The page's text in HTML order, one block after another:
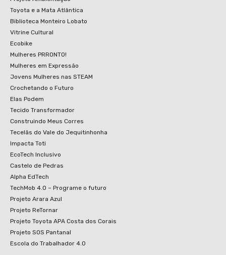
Toyota e a Mata Atlântica
Biblioteca Monteiro Lobato
Vitrine Cultural
Ecobike
Mulheres PRRONTO!
Mulheres em Expressão
Jovens Mulheres nas STEAM
Crochetando o Futuro
Elas Podem
Tecido Transformador
Construindo Meus Corres
Tecelãs do Vale do Jequitinhonha
Impacta Toti
EcoTech Inclusivo
Castelo de Pedras
Alpha EdTech
TechMob 4.0 – Programe o futuro
Projeto Arara Azul
Projeto ReTornar
Projeto Toyota APA Costa dos Corais
Projeto SOS Pantanal
Escola do Trabalhador 4.0